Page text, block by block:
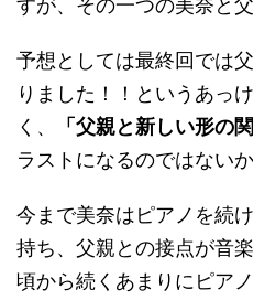
すが、その一つの美奈と父
予想としては最終回では
りました！！というあっ
く、
「父親と新しい形の
ラストになるのではない
今まで美奈はピアノを続
持ち、父親との接点が音
頃から続くあまりにピア